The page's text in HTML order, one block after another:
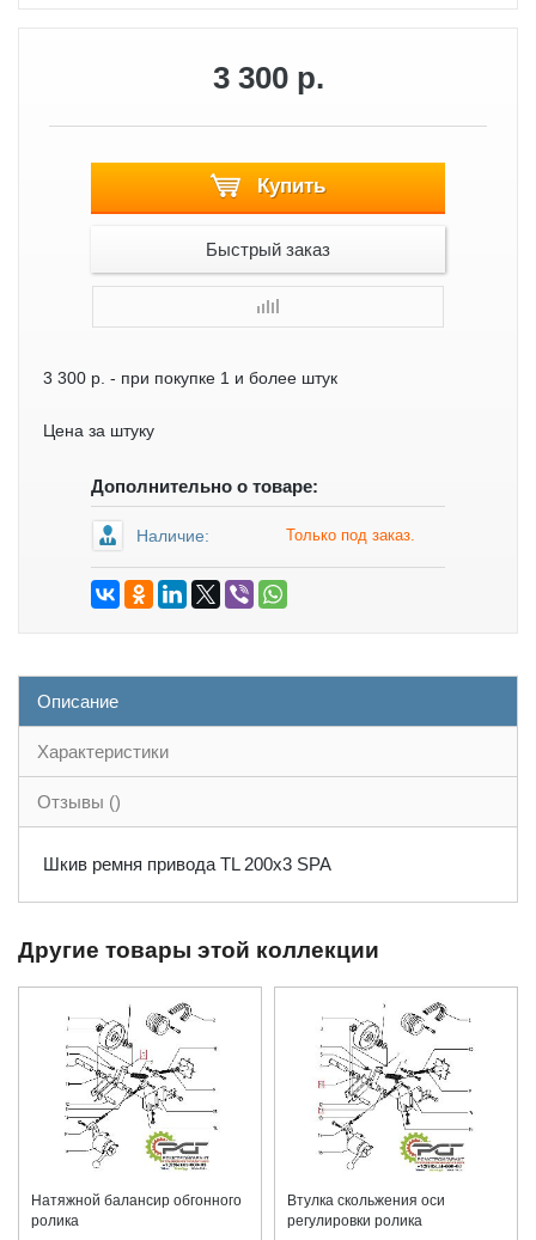
3 300 р.
Купить
Быстрый заказ
3 300 р. - при покупке 1 и более штук
Цена за штуку
Дополнительно о товаре:
Наличие: Только под заказ.
Описание
Характеристики
Отзывы ()
Шкив ремня привода TL 200x3 SPA
Другие товары этой коллекции
Натяжной балансир обгонного
ролика
Втулка скольжения оси
регулировки ролика